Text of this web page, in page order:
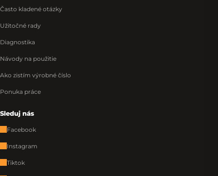
Často kladené otázky
Užitočné rady
Diagnostika
Návody na použitie
Ako zistím výrobné číslo
Ponuka práce
Sleduj nás
Facebook
Instagram
Tiktok